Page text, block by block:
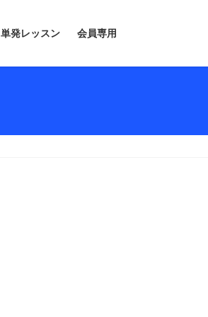
単発レッスン 会員専用